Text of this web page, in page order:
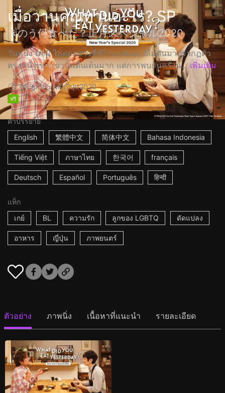
เมื่อวานคุณทานอะไร? SP
きのう何食べた？正月スペシャル2020
วันหนึ่ง มามิ ไอดอลสาวที่ชิโระแสนจะปลื้มดันมาปรากฏตัว
ตรงหน้าเขา เขานั้นตื่นเต้นมาก แต่การพบกันครั้งน... เพิ่มเติม
1h15mประเทศญี่ปุ่น2020
ฟรี
คำบรรยาย
English
繁體中文 简体中文 Bahasa Indonesia
Tiếng Việt ภาษาไทย 한국어 français
Deutsch Español Português हिन्दी
แท็ก
เกย์
BL ความรัก ลูกของ LGBTQ ดัดแปลง
อาหาร ญี่ปุ่น ภาพยนตร์
ตัวอย่าง ภาพนิ่ง เนื้อหาที่แนะนำ รายละเอียด